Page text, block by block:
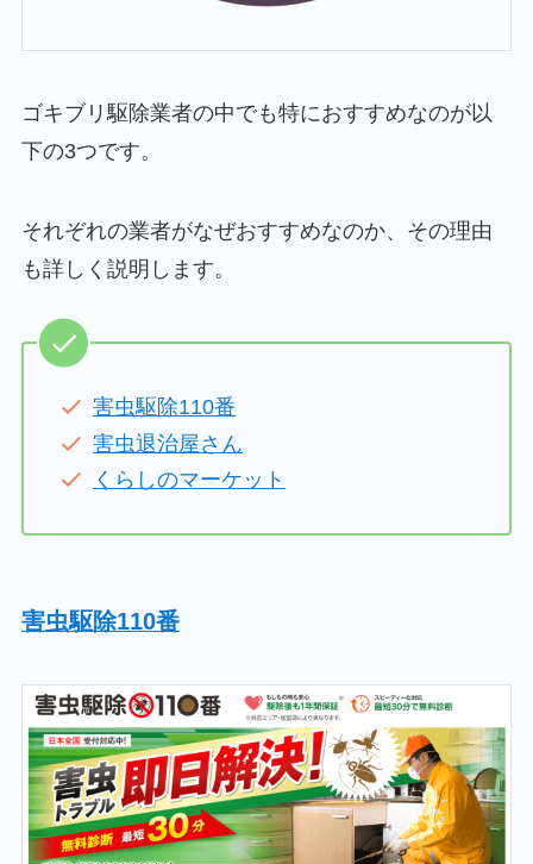
ゴキブリ駆除業者の中でも特におすすめなのが以
下の3つです。
それぞれの業者がなぜおすすめなのか、その理由
も詳しく説明します。
害虫駆除110番
害虫退治屋さん
くらしのマーケット
害虫駆除110番